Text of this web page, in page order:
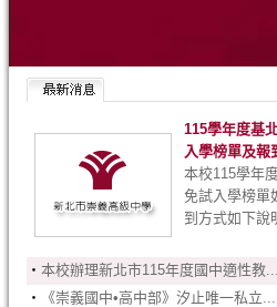
115學年度基
入學榜單及報
本校115學年
免試入學榜單
到方式如下說
‧ 本校辦理新北市115年度國中適性教
‧
《崇義國中•高中部》汐止唯一私立